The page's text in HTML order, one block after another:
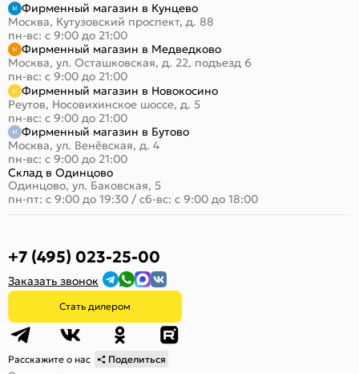
Фирменный магазин в Кунцево
Москва, Кутузовский проспект, д. 88
пн-вс: с 9:00 до 21:00
Фирменный магазин в Медведково
Москва, ул. Осташковская, д. 22, подъезд 6
пн-вс: с 9:00 до 21:00
Фирменный магазин в Новокосино
Реутов, Носовихинское шоссе, д. 5
пн-вс: с 9:00 до 21:00
Фирменный магазин в Бутово
Москва, ул. Венёвская, д. 4
пн-вс: с 9:00 до 21:00
Склад в Одинцово
Одинцово, ул. Баковская, 5
пн-пт: с 9:00 до 19:30 / сб-вс: с 9:00 до 18:00
+7 (495) 023-25-00
Заказать звонок
Стать дилером
Расскажите о нас
Поделиться